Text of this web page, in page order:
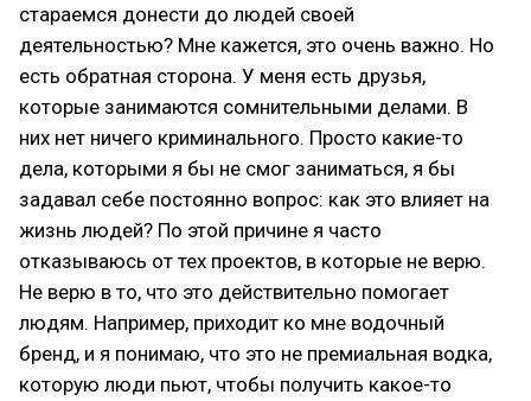
стараемся донести до людей своей
деятельностью? Мне кажется, это очень важно. Но
есть обратная сторона. У меня есть друзья,
которые занимаются сомнительными делами. В
них нет ничего криминального. Просто какие-то
дела, которыми я бы не смог заниматься, я бы
задавал себе постоянно вопрос: как это влияет на
жизнь людей? По этой причине я часто
отказываюсь от тех проектов, в которые не верю.
Не верю в то, что это действительно помогает
людям. Например, приходит ко мне водочный
бренд, и я понимаю, что это не премиальная водка,
которую люди пьют, чтобы получить какое-то